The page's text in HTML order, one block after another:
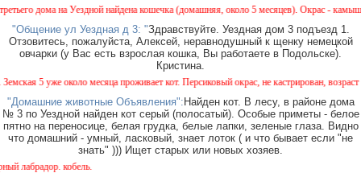
дома на Уездной найдена кошечка (домашняя, около 5 месяцев). Окрас -
"Общение ул Уездная д 3: "Здравствуйте. Уездная дом 3 подъезд 1.
Отзовитесь, пожалуйста, Алексей, неравнодушный к щенку немецкой
овчарки (у Вас есть взрослая кошка, Вы работаете в Подольске).
Кристина.
5 уже около месяца проживает кот. Персиковый окрас, не кастрирован, возраст
"Домашние животные Объявления":Найден кот. В лесу, в районе дома
№ 3 по Уездной найден кот серый (полосатый). Особые приметы - белое
пятно на переносице, белая грудка, белые лапки, зеленые глаза. Видно
что домашний - умный, ласковый, знает лоток ( и что бывает если "не
знать" ))) Ищет старых или новых хозяев.
кобель.